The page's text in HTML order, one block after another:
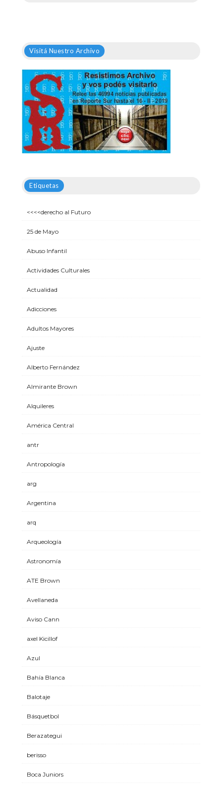
Visitá Nuestro Archivo
Etiquetas
<<<<derecho al Futuro
25 de Mayo
Abuso Infantil
Actividades Culturales
Actualidad
Adicciones
Adultos Mayores
Ajuste
Alberto Fernández
Almirante Brown
Alquileres
América Central
antr
Antropología
arg
Argentina
arq
Arqueología
Astronomía
ATE Brown
Avellaneda
Aviso Cann
axel Kicillof
Azul
Bahía Blanca
Balotaje
Básquetbol
Berazategui
berisso
Boca Juniors